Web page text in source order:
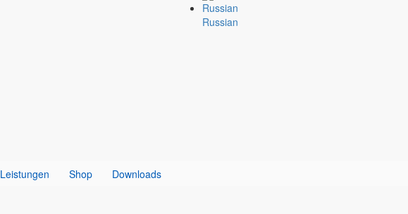
Russian
Leistungen Shop Downloads